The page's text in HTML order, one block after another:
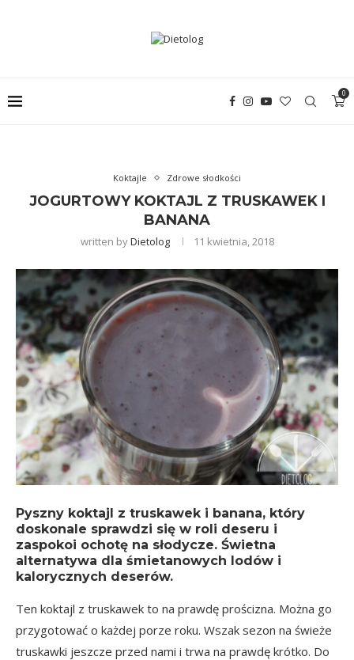
0
Koktajle Zdrowe słodkości
JOGURTOWY KOKTAJL Z TRUSKAWEK I
BANANA
written byDietolog 11 kwietnia, 2018
Pyszny koktajl z truskawek i banana, który
doskonale sprawdzi się w roli deseru i
zaspokoi ochotę na słodycze. Świetna
alternatywa dla śmietanowych lodów i
kalorycznych deserów.
Ten koktajl z truskawek to na prawdę prościzna. Można go
przygotować o każdej porze roku. Wszak sezon na świeże
truskawki jeszcze przed nami i trwa na prawdę krótko. Do